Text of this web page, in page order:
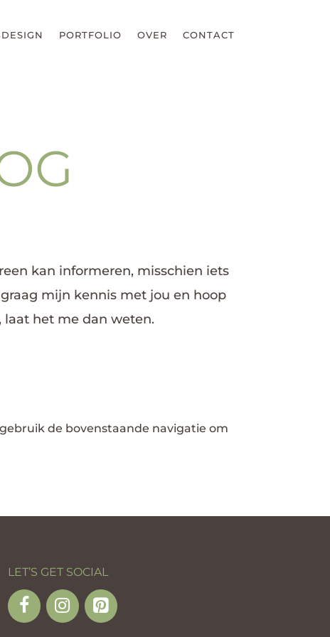
PORTFOLIO OVER CONTACT
kan informeren, misschien iets
mijn kennis met jou en hoop
laat het me dan weten.
de bovenstaande navigatie om
LET’S GET SOCIAL